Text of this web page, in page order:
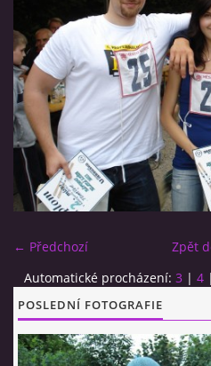
OTEVÍRACÍ DOBA
VIDLÁCKÝ VÍCEBOJ 2020 -
DRBNY 4/2020
VIDLÁCKÝ VÍCEBOJ 2020 -
CO SI U NÁS DÁTE?
FOTOALBUM
← Předchozí
Zpět
Automatické procházení: 3 | 4 |
POSLEDNÍ FOTOGRAFIE